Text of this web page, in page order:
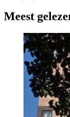
Meest